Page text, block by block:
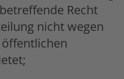
Recht
nicht wegen